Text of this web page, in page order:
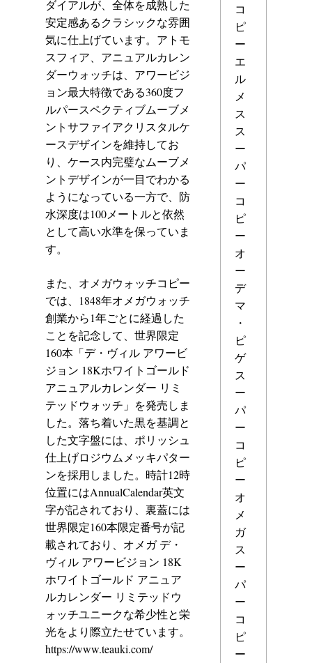
ダイアルが、全体を成熟した
安定感あるクラシックな雰囲
気に仕上げています。アトモ
スフィア、アニュアルカレン
ダーウォッチは、アワービジ
ョン最大特徴である360度フ
ルパースペクティブムーブメ
ントサファイアクリスタルケ
ースデザインを維持してお
り、ケース内完璧なムーブメ
ントデザインが一目でわかる
ようになっている一方で、防
水深度は100メートルと依然
として高い水準を保っていま
す。
また、オメガウォッチコピー
では、1848年オメガウォッチ
創業から1年ごとに経過した
ことを記念して、世界限定
160本「デ・ヴィル アワービ
ジョン 18Kホワイトゴールド
アニュアルカレンダー リミ
テッドウォッチ」を発売しま
した。落ち着いた黒を基調と
した文字盤には、ポリッシュ
仕上げロジウムメッキパター
ンを採用しました。時計12時
位置にはAnnualCalendar英文
字が記されており、裏蓋には
世界限定160本限定番号が記
載されており、オメガ デ・
ヴィル アワービジョン 18K
ホワイトゴールド アニュア
ルカレンダー リミテッドウ
ォッチユニークな希少性と栄
光をより際立たせています。
https://www.teauki.com/
コ
ピ
ー
エ
ル
メ
ス
ス
ー
パ
ー
コ
ピ
ー
オ
ー
デ
マ
・
ピ
ゲ
ス
ー
パ
ー
コ
ピ
ー
オ
メ
ガ
ス
ー
パ
ー
コ
ピ
ー